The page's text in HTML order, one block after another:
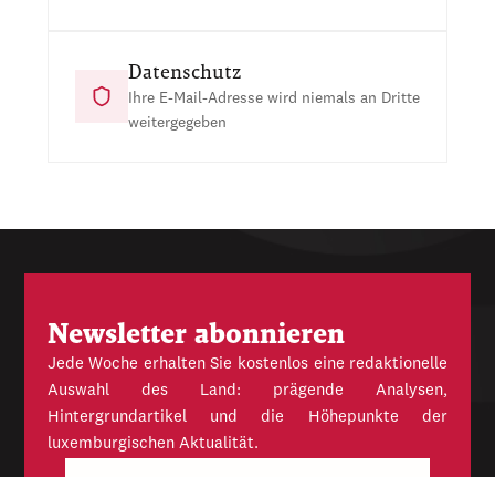
Datenschutz
Ihre E-Mail-Adresse wird niemals an Dritte
weitergegeben
Newsletter abonnieren
Jede Woche erhalten Sie kostenlos eine redaktionelle
Auswahl des Land: prägende Analysen,
Hintergrundartikel und die Höhepunkte der
luxemburgischen Aktualität.